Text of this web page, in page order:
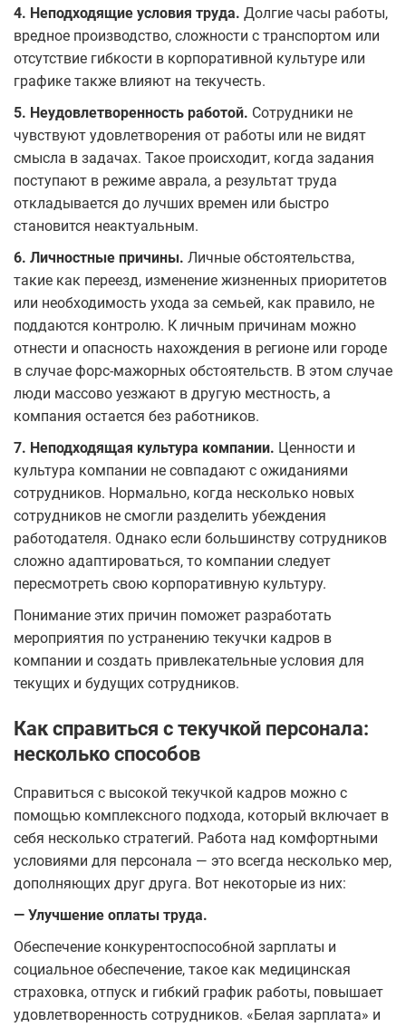
4. Неподходящие условия труда. Долгие часы работы,
вредное производство, сложности с транспортом или
отсутствие гибкости в корпоративной культуре или
графике также влияют на текучесть.
5. Неудовлетворенность работой. Сотрудники не
чувствуют удовлетворения от работы или не видят
смысла в задачах. Такое происходит, когда задания
поступают в режиме аврала, а результат труда
откладывается до лучших времен или быстро
становится неактуальным.
6. Личностные причины. Личные обстоятельства,
такие как переезд, изменение жизненных приоритетов
или необходимость ухода за семьей, как правило, не
поддаются контролю. К личным причинам можно
отнести и опасность нахождения в регионе или городе
в случае форс-мажорных обстоятельств. В этом случае
люди массово уезжают в другую местность, а
компания остается без работников.
7. Неподходящая культура компании. Ценности и
культура компании не совпадают с ожиданиями
сотрудников. Нормально, когда несколько новых
сотрудников не смогли разделить убеждения
работодателя. Однако если большинству сотрудников
сложно адаптироваться, то компании следует
пересмотреть свою корпоративную культуру.
Понимание этих причин поможет разработать
мероприятия по устранению текучки кадров в
компании и создать привлекательные условия для
текущих и будущих сотрудников.
Как справиться с текучкой персонала:
несколько способов
Справиться с высокой текучкой кадров можно с
помощью комплексного подхода, который включает в
себя несколько стратегий. Работа над комфортными
условиями для персонала — это всегда несколько мер,
дополняющих друг друга. Вот некоторые из них:
— Улучшение оплаты труда.
Обеспечение конкурентоспособной зарплаты и
социальное обеспечение, такое как медицинская
страховка, отпуск и гибкий график работы, повышает
удовлетворенность сотрудников. «Белая зарплата» и